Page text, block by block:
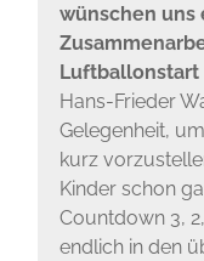
wünschen uns
Luftballonstart
Hans-Frieder
Gelegenheit,
kurz
Kinder schon
Countdown 3,
endlich in den